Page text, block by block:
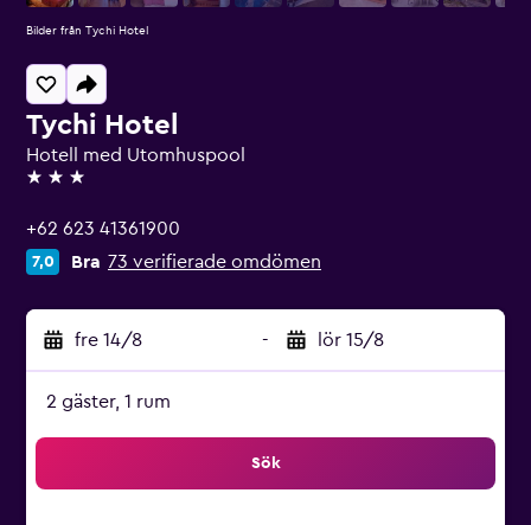
Tychi Hotel
Hotell med Utomhuspool
3 stjärnor
+62 623 41361900
7,0 Bra 73 verifierade omdömen
fre 14/8 - lör 15/8
2 gäster, 1 rum
Sök
Bilder från Tychi Hotel